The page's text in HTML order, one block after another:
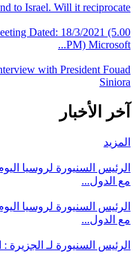
to Israel. Will it reciprocate
Dated: 18/3/2021 (5.00
PM) Microsoft...
with President Fouad
Siniora
آخر الأخبار
المزيد
الرئيس السنيورة لروسيا
مع الدول...
الرئيس السنيورة لروسيا
مع الدول...
الرئيس السنيورة لـ الجزيرة :